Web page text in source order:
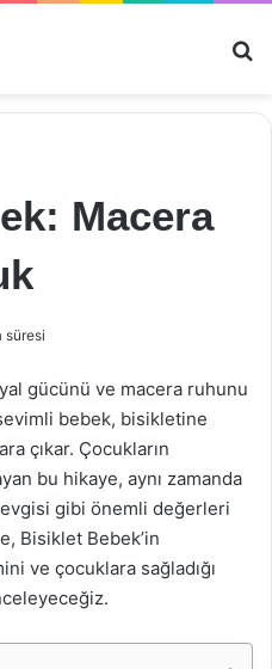
Macera
süresi
gücünü ve macera ruhunu
bebek, bisikletine
çıkar. Çocukların
bu hikaye, aynı zamanda
gibi önemli değerleri
Bisiklet Bebek’in
ve çocuklara sağladığı